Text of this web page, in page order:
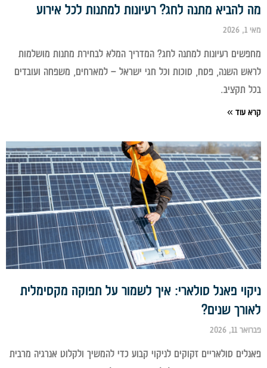
להביא מתנה לחג? רעיונות למתנות לכל אירוע
רעיונות למתנה לחג? המדריך המלא לבחירת מתנות מושלמות
השנה, פסח, סוכות וכל חגי ישראל – למארחים, משפחה ועובדים
תקציב.
עוד »
פאנל סולארי: איך לשמור על תפוקה מקסימלית
שנים?
2026
סולאריים זקוקים לניקוי קבוע כדי להמשיך ולקלוט אנרגיה מרבית